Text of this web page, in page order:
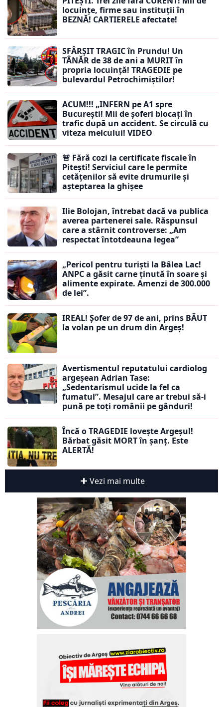
locuințe, firme sau instituții în
BEZNĂ! CARTIERELE afectate!
SFÂRȘIT TRAGIC în Prundu! Un
TÂNĂR de 38 de ani a MURIT în
propria locuință! TRAGEDIE pe
bulevardul Petrochimiștilor!
ACUM!!! „INFERN pe A1 spre
București! Mii de șoferi blocați în
trafic după un accident. Se circulă cu
viteza melcului! VIDEO
🚨 Fără cozi la certificate fiscale în
Pitești! Serviciul care le permite
cetățenilor să evite drumurile și
așteptarea la ghișee
Ilie Bolojan, întrebat dacă va publica
averea partenerei sale. Răspunsul
care a stârnit controverse: „Am
respectat întotdeauna legea”
„Pericol pentru turiști la Bâlea Lac!
ANPC a găsit carne ținută în soare și
alimente expirate. Amenzi de 300.000
de lei”.
IREAL! Șofer de 97 de ani, prins BĂUT
la volan pe un drum din Argeș!
Avertismentul reputatului cardiolog
argeșean Adrian Tase:
„Sedentarismul ucide la fel ca
fumatul”. Mesajul care ar trebui să-i
pună pe toți românii pe gânduri!
Încă o TRAGEDIE lovește Argeșul!
Bărbat găsit MORT în șanț. Este
ALERTĂ!
Vezi mai multe